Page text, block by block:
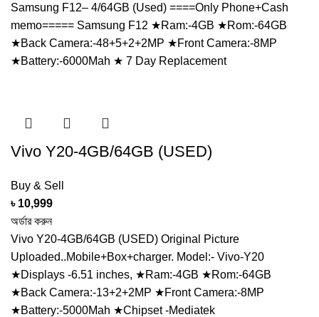
Samsung F12– 4/64GB (Used) ====Only Phone+Cash
memo===== Samsung F12 ★Ram:-4GB ★Rom:-64GB
★Back Camera:-48+5+2+2MP ★Front Camera:-8MP
★Battery:-6000Mah ★ 7 Day Replacement
Vivo Y20-4GB/64GB (USED)
Buy & Sell
৳ 10,999
অর্ডার করুন
Vivo Y20-4GB/64GB (USED) Original Picture
Uploaded..Mobile+Box+charger. Model:- Vivo-Y20
★Displays -6.51 inches, ★Ram:-4GB ★Rom:-64GB
★Back Camera:-13+2+2MP ★Front Camera:-8MP
★Battery:-5000Mah ★Chipset -Mediatek